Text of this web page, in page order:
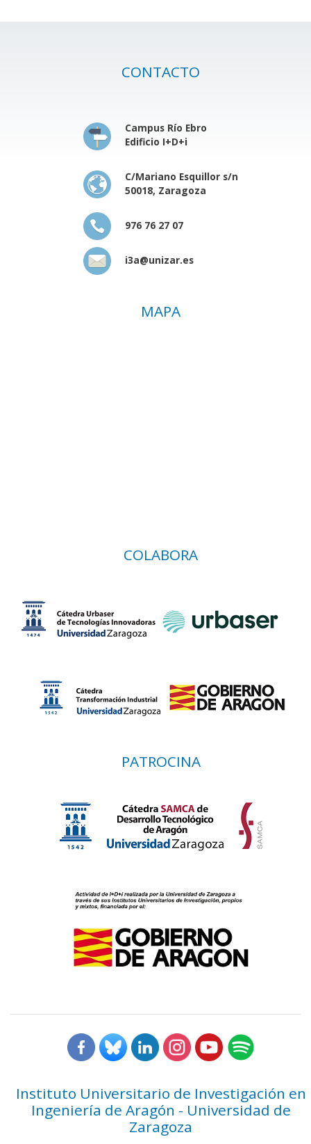
CONTACTO
Campus Río Ebro
Edificio I+D+i
C/Mariano Esquillor s/n
50018, Zaragoza
976 76 27 07
i3a@unizar.es
MAPA
COLABORA
PATROCINA
Instituto Universitario de Investigación en
Ingeniería de Aragón - Universidad de
Zaragoza